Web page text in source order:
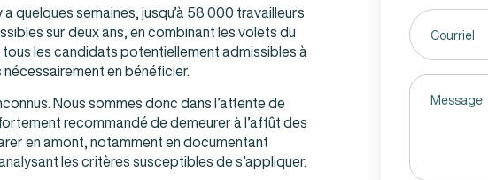
quelques semaines, jusqu’à 58 000 travailleurs
sur deux ans, en combinant les volets du
les candidats potentiellement admissibles à
en bénéficier.
Nous sommes donc dans l’attente de
recommandé de demeurer à l’affût des
en amont, notamment en documentant
les critères susceptibles de s’appliquer.
Email
(Nécessaire)
Untitled
(Nécessaire)